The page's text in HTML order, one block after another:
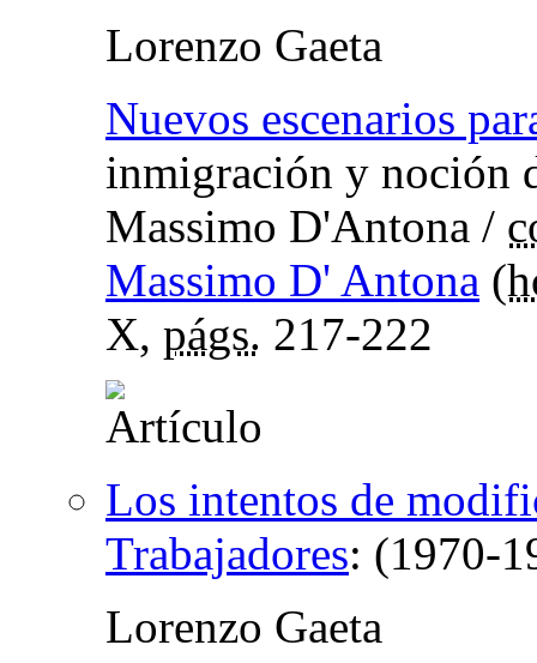
Lorenzo Gaeta
Nuevos escenarios
inmigración y noción
Massimo D'Antona /
Massimo D' Antona (
X, págs. 217-222
Los intentos de
Trabajadores: (1970-
Lorenzo Gaeta